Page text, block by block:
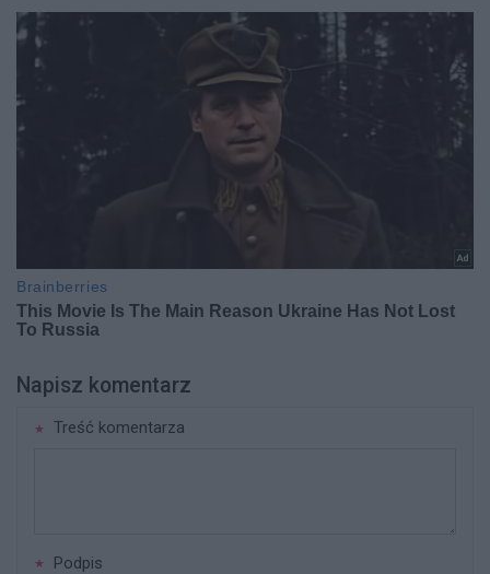
Napisz komentarz
Treść komentarza
Podpis